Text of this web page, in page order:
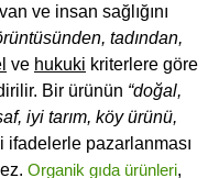
ve insan sağlığını
tadından,
ve hukuki kriterlere göre
Bir ürünün “doğal,
iyi tarım, köy ürünü,
pazarlanması
Organik gıda ürünleri,